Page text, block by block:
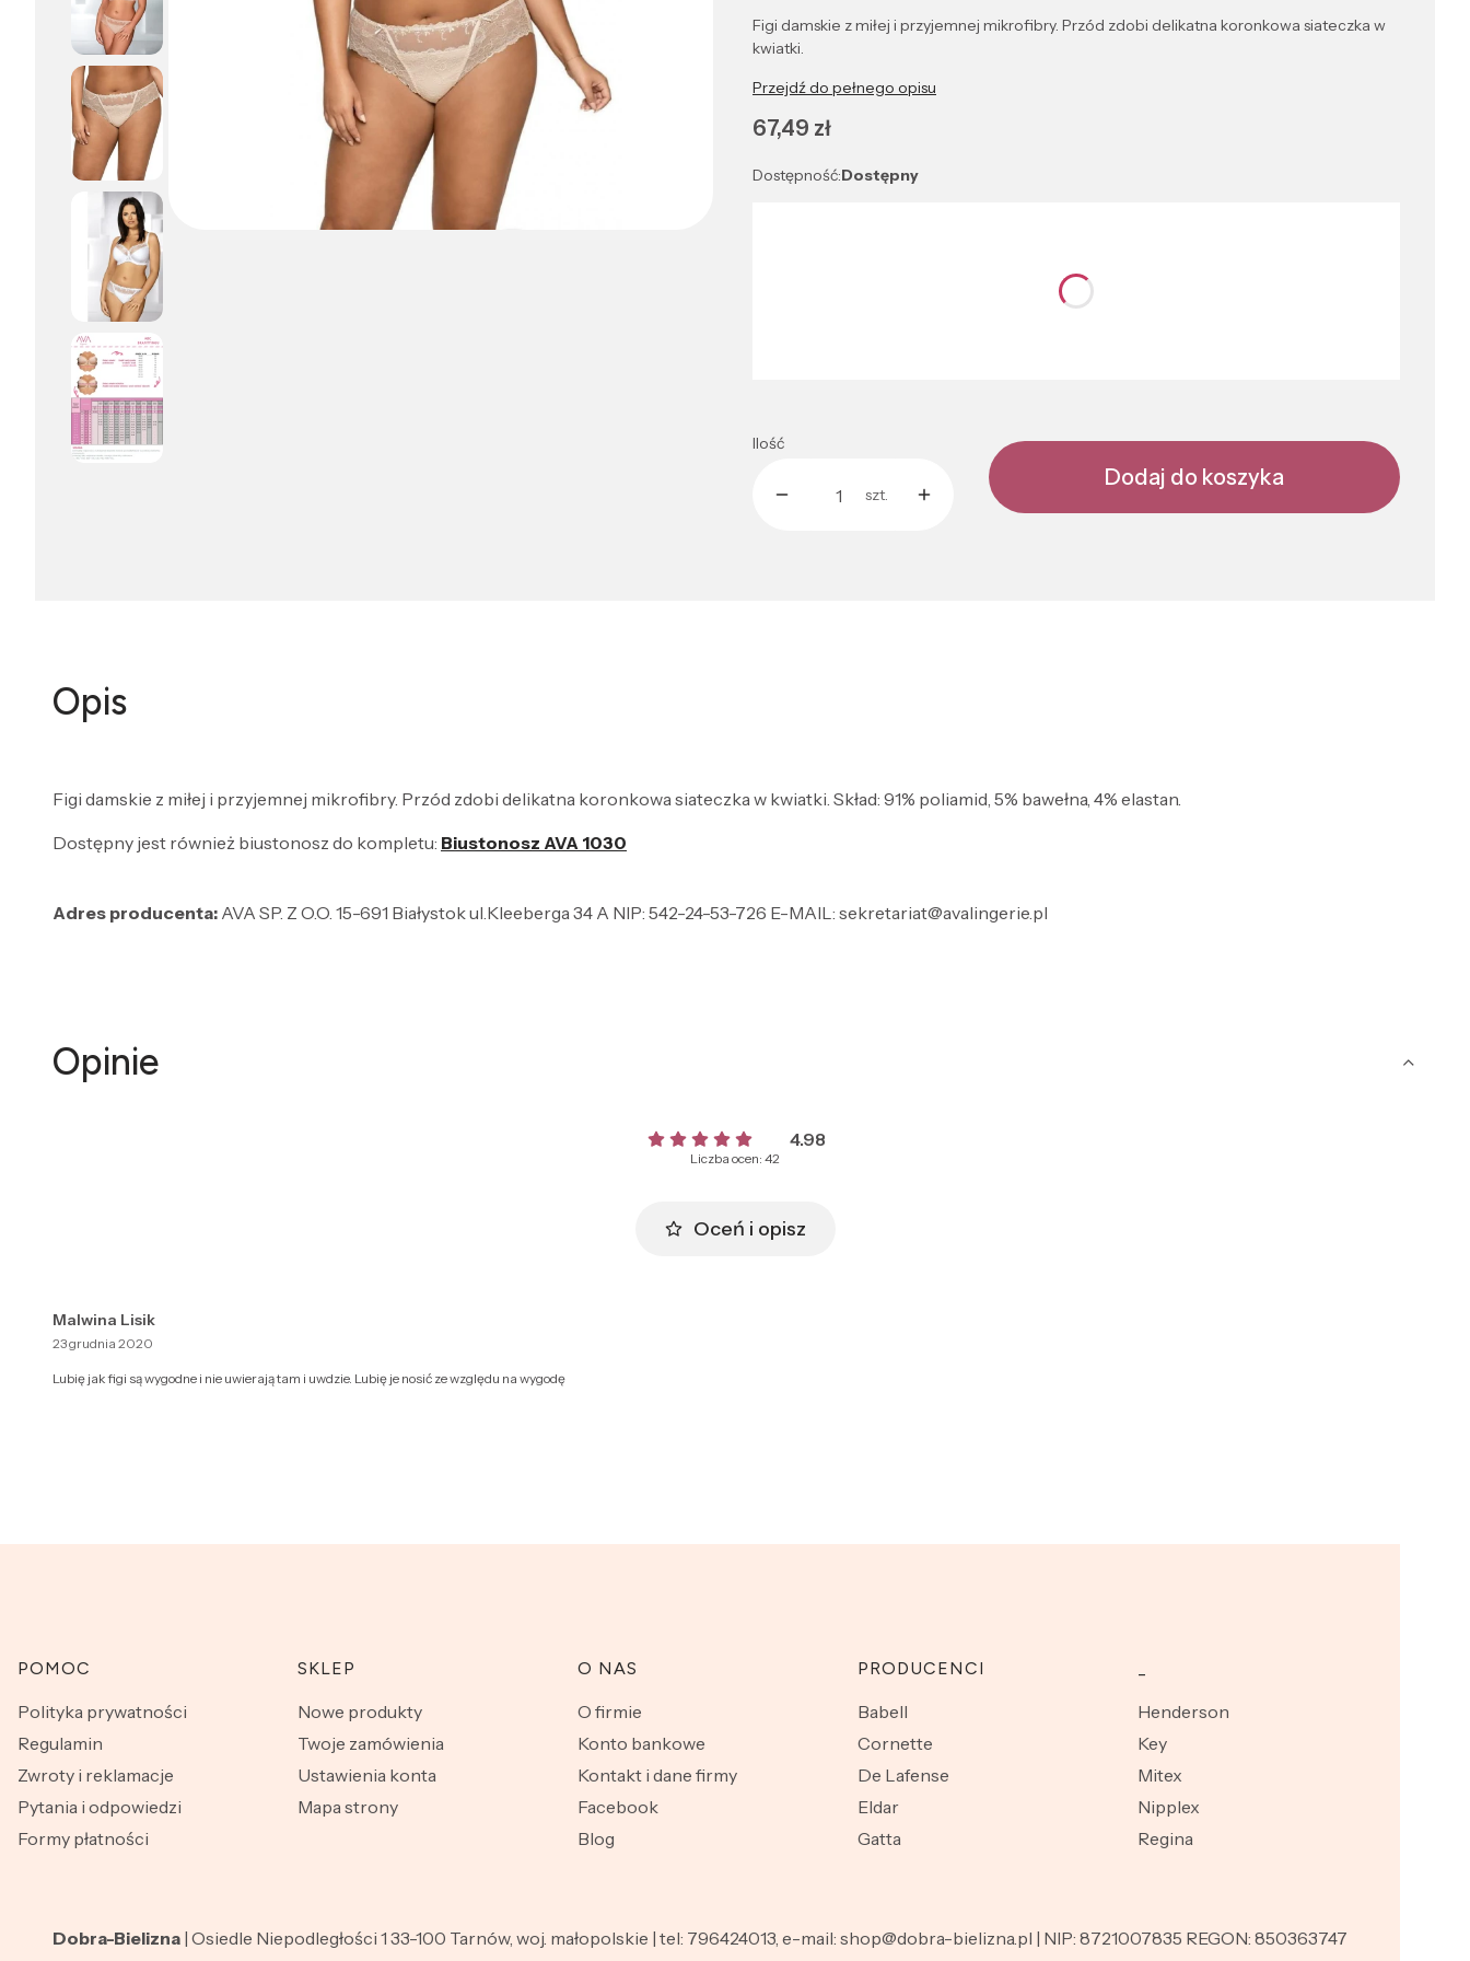
Figi damskie z miłej i przyjemnej mikrofibry. Przód zdobi delikatna koronkowa siateczka w
kwiatki.
Przejdź do pełnego opisu
Cena
67,49 zł
Dostępność:Dostępny
Ilość
szt.
Dodaj do koszyka
Opis
Figi damskie z miłej i przyjemnej mikrofibry. Przód zdobi delikatna koronkowa siateczka w kwiatki. Skład: 91% poliamid, 5% bawełna, 4% elastan.
Dostępny jest również biustonosz do kompletu: Biustonosz AVA 1030
Adres producenta: AVA SP. Z O.O. 15-691 Białystok ul.Kleeberga 34 A NIP: 542-24-53-726 E-MAIL: sekretariat@avalingerie.pl
Opinie
4.98
Liczba ocen: 42
Oceń i opisz
Malwina Lisik
23 grudnia 2020
Lubię jak figi są wygodne i nie uwierają tam i uwdzie. Lubię je nosić ze względu na wygodę
Linki w stopce
POMOC
Polityka prywatności
Regulamin
Zwroty i reklamacje
Pytania i odpowiedzi
Formy płatności
SKLEP
Nowe produkty
Twoje zamówienia
Ustawienia konta
Mapa strony
O NAS
O firmie
Konto bankowe
Kontakt i dane firmy
Facebook
Blog
PRODUCENCI
Babell
Cornette
De Lafense
Eldar
Gatta
Henderson
Key
Mitex
Nipplex
Regina
Dobra-Bielizna | Osiedle Niepodległości 1 33-100 Tarnów, woj. małopolskie | tel: 796424013, e-mail: shop@dobra-bielizna.pl | NIP: 8721007835 REGON: 850363747